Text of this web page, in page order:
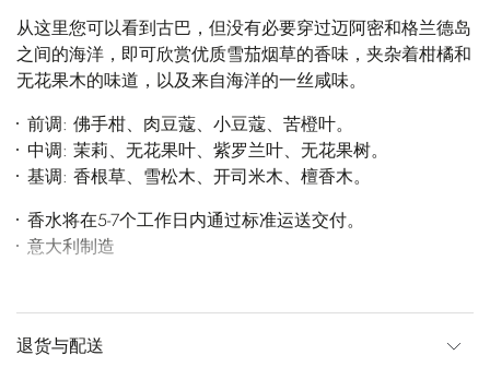
从这里您可以看到古巴，但没有必要穿过迈阿密和格兰德岛
之间的海洋，即可欣赏优质雪茄烟草的香味，夹杂着柑橘和
无花果木的味道，以及来自海洋的一丝咸味。
前调: 佛手柑、肉豆蔻、小豆蔻、苦橙叶。
中调: 茉莉、无花果叶、紫罗兰叶、无花果树。
基调: 香根草、雪松木、开司米木、檀香木。
香水将在5-7个工作日内通过标准运送交付。
意大利制造
退货与配送